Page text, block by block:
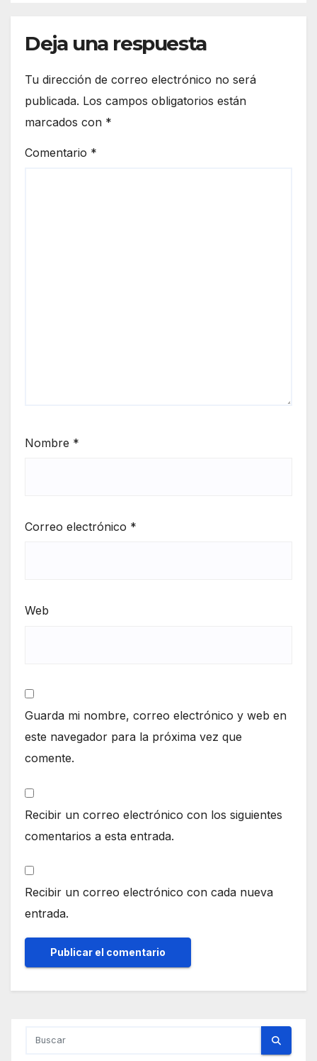
Deja una respuesta
Tu dirección de correo electrónico no será
publicada. Los campos obligatorios están
marcados con *
Comentario *
Nombre *
Correo electrónico *
Web
Guarda mi nombre, correo electrónico y web en
este navegador para la próxima vez que
comente.
Recibir un correo electrónico con los siguientes
comentarios a esta entrada.
Recibir un correo electrónico con cada nueva
entrada.